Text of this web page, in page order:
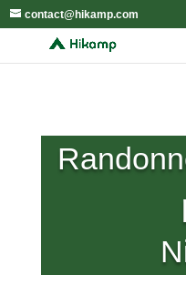
contact@hikamp.com